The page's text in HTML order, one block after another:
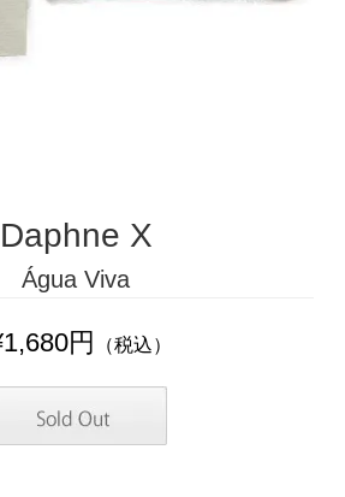
Daphne X
Água Viva
円 （税込）